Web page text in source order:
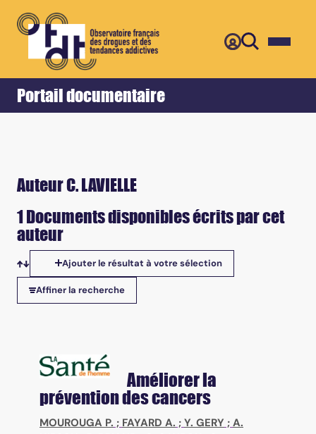
Portail documentaire
Accueil Retour
Auteur C. LAVIELLE
1 Documents disponibles écrits par cet
auteur
Tris disponibles
Ajouter le résultat à votre sélection
Affiner la recherche
Améliorer la
prévention des cancers
MOUROUGA P. ; FAYARD A. ; Y. GERY ; A.